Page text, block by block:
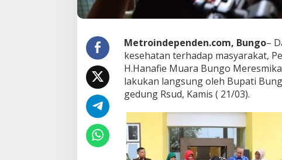
M
u
r
o
B
u
n
g
D
i
R
e
Metroindependen.com, Bungo–
kesehatan terhadap masyarakat,
H.Hanafie Muara Bungo
lakukan langsung oleh Bupati
gedung Rsud, Kamis ( 21/03).